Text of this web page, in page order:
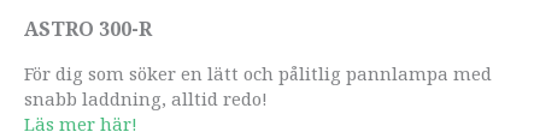
ASTRO 300-R
För dig som söker en lätt och pålitlig pannlampa med
snabb laddning, alltid redo!
Läs mer här!